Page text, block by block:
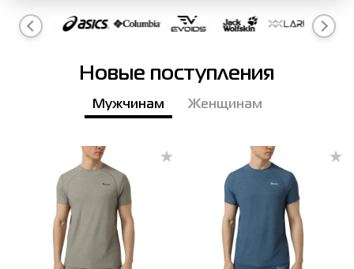
Рубашки
Фитнес и йога
Skechers
Полуботинки
Новые поступления
Мужчинам Женщинам